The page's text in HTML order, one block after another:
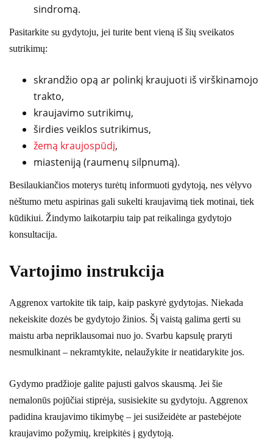
sindromą.
Pasitarkite su gydytoju, jei turite bent vieną iš šių sveikatos
sutrikimų:
skrandžio opą ar polinkį kraujuoti iš virškinamojo
trakto,
kraujavimo sutrikimų,
širdies veiklos sutrikimus,
žemą kraujospūdį,
miasteniją (raumenų silpnumą).
Besilaukiančios moterys turėtų informuoti gydytoją, nes vėlyvo
nėštumo metu aspirinas gali sukelti kraujavimą tiek motinai, tiek
kūdikiui. Žindymo laikotarpiu taip pat reikalinga gydytojo
konsultacija.
Vartojimo instrukcija
Aggrenox vartokite tik taip, kaip paskyrė gydytojas. Niekada
nekeiskite dozės be gydytojo žinios. Šį vaistą galima gerti su
maistu arba nepriklausomai nuo jo. Svarbu kapsulę praryti
nesmulkinant – nekramtykite, nelaužykite ir neatidarykite jos.
Gydymo pradžioje galite pajusti galvos skausmą. Jei šie
nemalonūs pojūčiai stiprėja, susisiekite su gydytoju. Aggrenox
padidina kraujavimo tikimybę – jei susižeidėte ar pastebėjote
kraujavimo požymių, kreipkitės į gydytoją.